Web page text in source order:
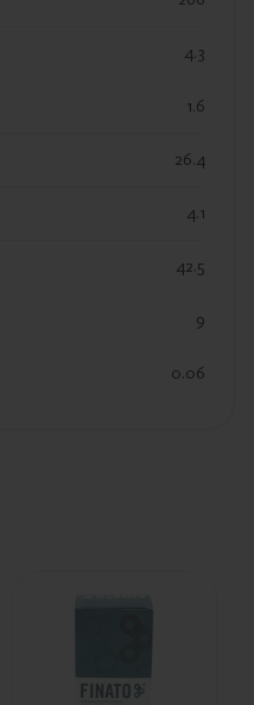
4.3
1.6
26.4
4.1
42.5
9
0.06